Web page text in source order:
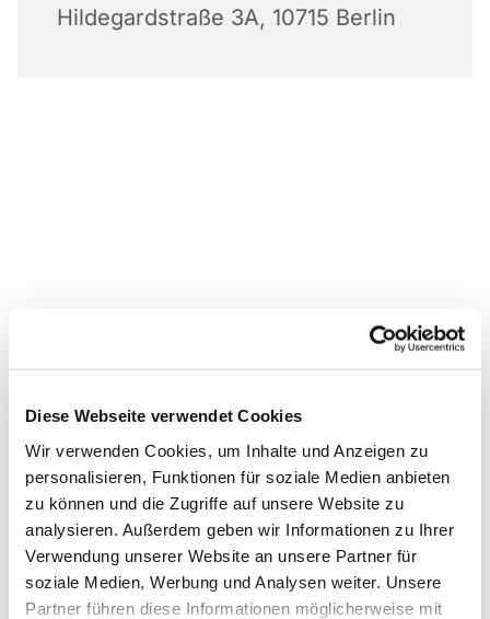
Diese Webseite verwendet Cookies
Wir verwenden Cookies, um Inhalte und Anzeigen zu
personalisieren, Funktionen für soziale Medien anbieten
zu können und die Zugriffe auf unsere Website zu
analysieren. Außerdem geben wir Informationen zu Ihrer
Verwendung unserer Website an unsere Partner für
soziale Medien, Werbung und Analysen weiter. Unsere
Partner führen diese Informationen möglicherweise mit
Hildegardstraße 3A, 10715 Berlin
Dies könnte Sie auch
interessieren